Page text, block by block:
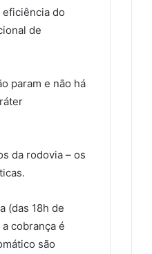
eficiência do
de
param e não há
da rodovia – os
(das 18h de
cobrança é
são